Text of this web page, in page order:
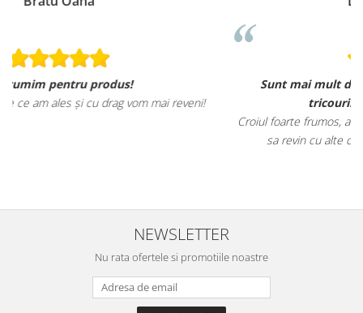
Sunt mai mult decat incantata de ele, materialele
tricourilor sunt foarte calitative,
Croiul foarte frumos, am ramas placut impresionata, abia astept
sa revin cu alte comenzi si sa incerc si alte produse.
NEWSLETTER
Nu rata ofertele si promotiile noastre